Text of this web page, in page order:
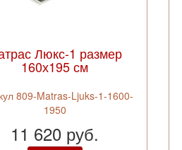
Люкс-1 размер
160х195 см
809-Matras-Ljuks-1-1600-
1950
11 620 руб.